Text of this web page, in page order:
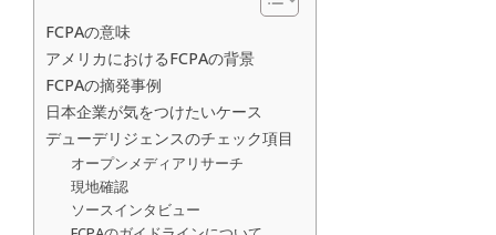
FCPAの意味
アメリカにおけるFCPAの背景
FCPAの摘発事例
日本企業が気をつけたいケース
デューデリジェンスのチェック項目
オープンメディアリサーチ
現地確認
ソースインタビュー